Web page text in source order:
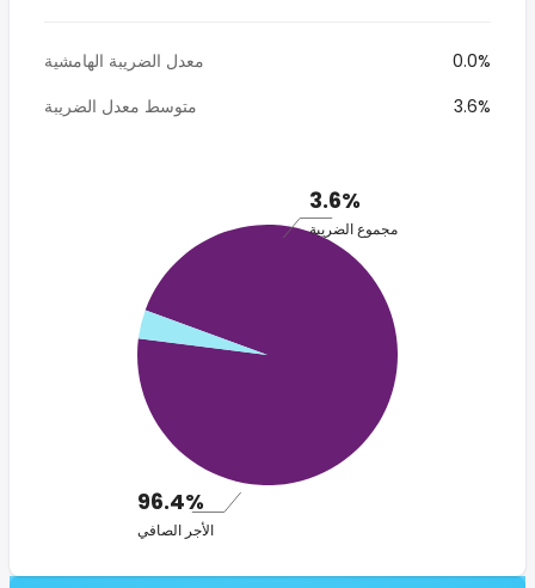
معدل الضريبة الهامشية
0.0%
متوسط معدل الضريبة
3.6%
3.6%
مجموع الضريبة
96.4%
الأجر الصافي